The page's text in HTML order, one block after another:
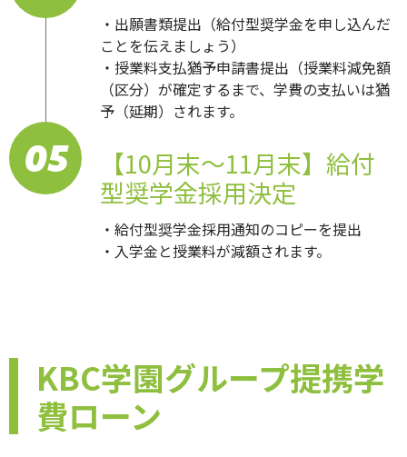
・出願書類提出（給付型奨学金を申し込んだ
ことを伝えましょう）
・授業料支払猶予申請書提出（授業料減免額
（区分）が確定するまで、学費の支払いは猶
予（延期）されます。
05
【10月末～11月末】給付
型奨学金採用決定
・給付型奨学金採用通知のコピーを提出
・入学金と授業料が減額されます。
KBC学園グループ提携学
費ローン